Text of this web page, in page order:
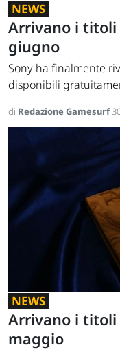
NEWS
Arrivano i titoli
giugno
Sony ha finalmente
disponibili
di Redazione Gamesurf
NEWS
Arrivano i titoli
maggio